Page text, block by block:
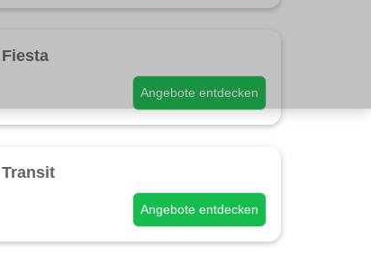
Angebote entdecken
Angebote entdecken